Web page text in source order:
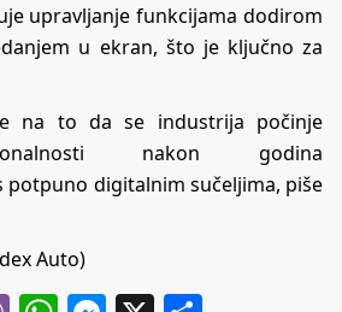
upravljanje funkcijama dodirom
u ekran, što je ključno za
na to da se industrija počinje
nakon godina
potpuno digitalnim sučeljima, piše
Auto)